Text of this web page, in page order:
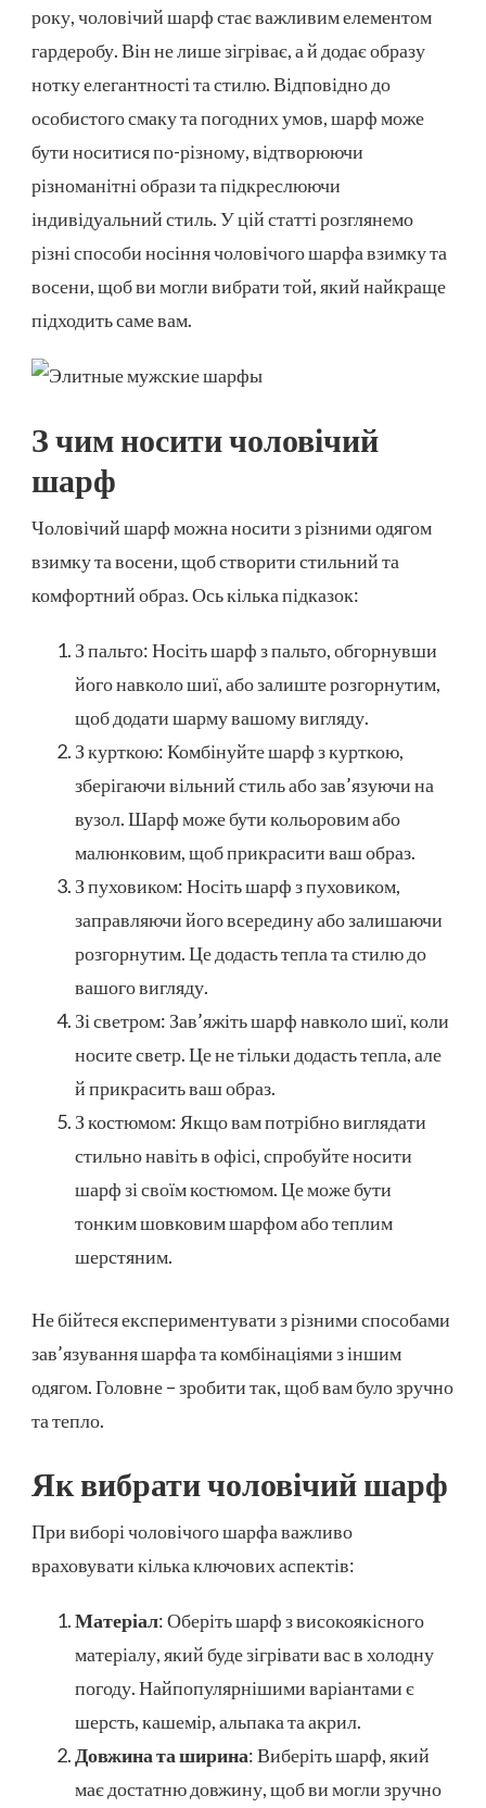
ЧОЛОВІЧИЙ
ВЗИМКУ
ТА
року, чоловічий шарф стає важливим елементом
гардеробу. Він не лише зігріває, а й додає образу
нотку елегантності та стилю. Відповідно до
особистого смаку та погодних умов, шарф може
бути носитися по-різному, відтворюючи
різноманітні образи та підкреслюючи
індивідуальний стиль. У цій статті розглянемо
різні способи носіння чоловічого шарфа взимку та
восени, щоб ви могли вибрати той, який найкраще
підходить саме вам.
З чим носити чоловічий
шарф
Чоловічий шарф можна носити з різними одягом
взимку та восени, щоб створити стильний та
комфортний образ. Ось кілька підказок:
З пальто: Носіть шарф з пальто, обгорнувши
його навколо шиї, або залиште розгорнутим,
щоб додати шарму вашому вигляду.
З курткою: Комбінуйте шарф з курткою,
зберігаючи вільний стиль або зав’язуючи на
вузол. Шарф може бути кольоровим або
малюнковим, щоб прикрасити ваш образ.
З пуховиком: Носіть шарф з пуховиком,
заправляючи його всередину або залишаючи
розгорнутим. Це додасть тепла та стилю до
вашого вигляду.
Зі светром: Зав’яжіть шарф навколо шиї, коли
носите светр. Це не тільки додасть тепла, але
й прикрасить ваш образ.
З костюмом: Якщо вам потрібно виглядати
стильно навіть в офісі, спробуйте носити
шарф зі своїм костюмом. Це може бути
тонким шовковим шарфом або теплим
шерстяним.
Не бійтеся експериментувати з різними способами
зав’язування шарфа та комбінаціями з іншим
одягом. Головне – зробити так, щоб вам було зручно
та тепло.
Як вибрати чоловічий шарф
При виборі чоловічого шарфа важливо
враховувати кілька ключових аспектів:
Матеріал: Оберіть шарф з високоякісного
матеріалу, який буде зігрівати вас в холодну
погоду. Найпопулярнішими варіантами є
шерсть, кашемір, альпака та акрил.
Довжина та ширина: Виберіть шарф, який
має достатню довжину, щоб ви могли зручно